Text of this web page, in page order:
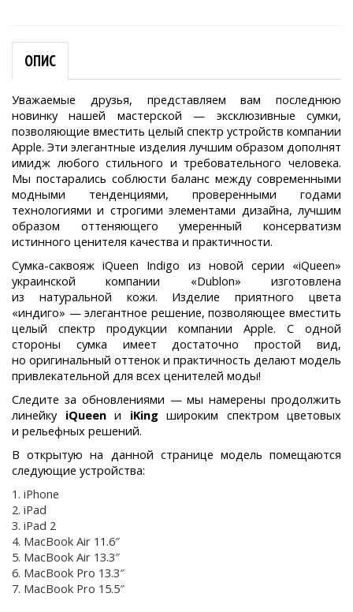
ОПИС
Уважаемые друзья, представляем вам последнюю
новинку нашей мастерской — эксклюзивные сумки,
позволяющие вместить целый спектр устройств компании
Apple. Эти элегантные изделия лучшим образом дополнят
имидж любого стильного и требовательного человека.
Мы постарались соблюсти баланс между современными
модными тенденциями, проверенными годами
технологиями и строгими элементами дизайна, лучшим
образом оттеняющего умеренный консерватизм
истинного ценителя качества и практичности.
Сумка-саквояж iQueen Indigo из новой серии «iQueen»
украинской компании «Dublon» изготовлена
из натуральной кожи. Изделие приятного цвета
«индиго» — элегантное решение, позволяющее вместить
целый спектр продукции компании Apple. С одной
стороны сумка имеет достаточно простой вид,
но оригинальный оттенок и практичность делают модель
привлекательной для всех ценителей моды!
Следите за обновлениями — мы намерены продолжить
линейку iQueenи iKingшироким спектром цветовых
и рельефных решений.
В открытую на данной странице модель помещаются
следующие устройства:
iPhone
iPad
iPad 2
MacBook Air 11.6″
MacBook Air 13.3″
MacBook Pro 13.3″
MacBook Pro 15.5″